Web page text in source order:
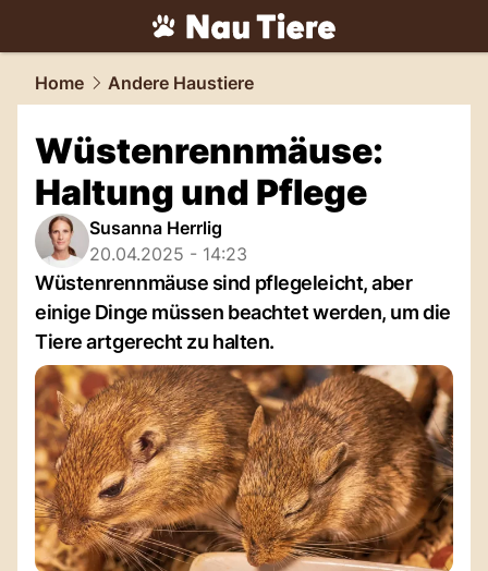
tiere.NAU.ch
Home Andere Haustiere
Wüstenrennmäuse:
Haltung und Pflege
Susanna Herrlig
20.04.2025 - 14:23
Wüstenrennmäuse sind pflegeleicht, aber
einige Dinge müssen beachtet werden, um die
Tiere artgerecht zu halten.